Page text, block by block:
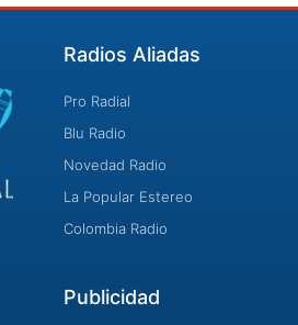
Radios Aliadas
Pro Radial
Blu Radio
Novedad Radio
La Popular Estereo
Colombia Radio
Publicidad